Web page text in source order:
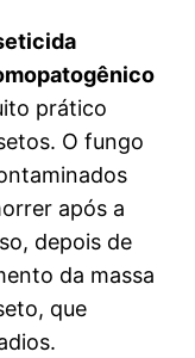
prático
O fungo
após a
depois de
da massa
que